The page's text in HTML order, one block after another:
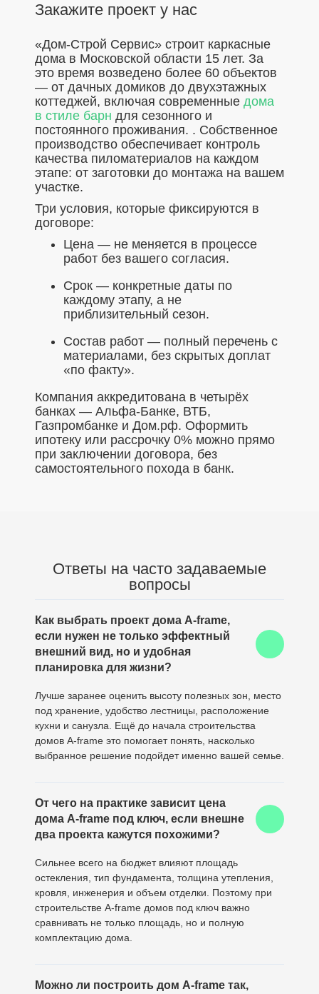
Закажите проект у нас
«Дом-Строй Сервис» строит каркасные
дома в Московской области 15 лет. За
это время возведено более 60 объектов
— от дачных домиков до двухэтажных
коттеджей, включая современные дома
в стиле барн для сезонного и
постоянного проживания. . Собственное
производство обеспечивает контроль
качества пиломатериалов на каждом
этапе: от заготовки до монтажа на вашем
участке.
Три условия, которые фиксируются в
договоре:
Цена — не меняется в процессе
работ без вашего согласия.
Срок — конкретные даты по
каждому этапу, а не
приблизительный сезон.
Состав работ — полный перечень с
материалами, без скрытых доплат
«по факту».
Компания аккредитована в четырёх
банках — Альфа-Банке, ВТБ,
Газпромбанке и Дом.рф. Оформить
ипотеку или рассрочку 0% можно прямо
при заключении договора, без
самостоятельного похода в банк.
Ответы на часто задаваемые
вопросы
Как выбрать проект дома A-frame,
если нужен не только эффектный
внешний вид, но и удобная
планировка для жизни?
Лучше заранее оценить высоту полезных зон, место
под хранение, удобство лестницы, расположение
кухни и санузла. Ещё до начала строительства
домов A-frame это помогает понять, насколько
выбранное решение подойдет именно вашей семье.
От чего на практике зависит цена
дома A-frame под ключ, если внешне
два проекта кажутся похожими?
Сильнее всего на бюджет влияют площадь
остекления, тип фундамента, толщина утепления,
кровля, инженерия и объем отделки. Поэтому при
строительстве A-frame домов под ключ важно
сравнивать не только площадь, но и полную
комплектацию дома.
Можно ли построить дом A-frame так,